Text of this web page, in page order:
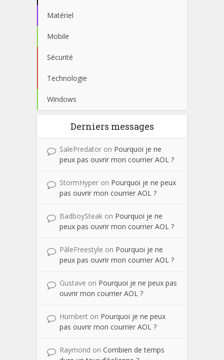
Matériel
Mobile
Sécurité
Technologie
Windows
Derniers messages
SalePredator on Pourquoi je ne
peux pas ouvrir mon courrier AOL ?
StormHyper on Pourquoi je ne peux
pas ouvrir mon courrier AOL ?
BadboySteak on Pourquoi je ne
peux pas ouvrir mon courrier AOL ?
PâleFreestyle on Pourquoi je ne
peux pas ouvrir mon courrier AOL ?
Gustave on Pourquoi je ne peux pas
ouvrir mon courrier AOL ?
Humbert on Pourquoi je ne peux
pas ouvrir mon courrier AOL ?
Raymond on Combien de temps